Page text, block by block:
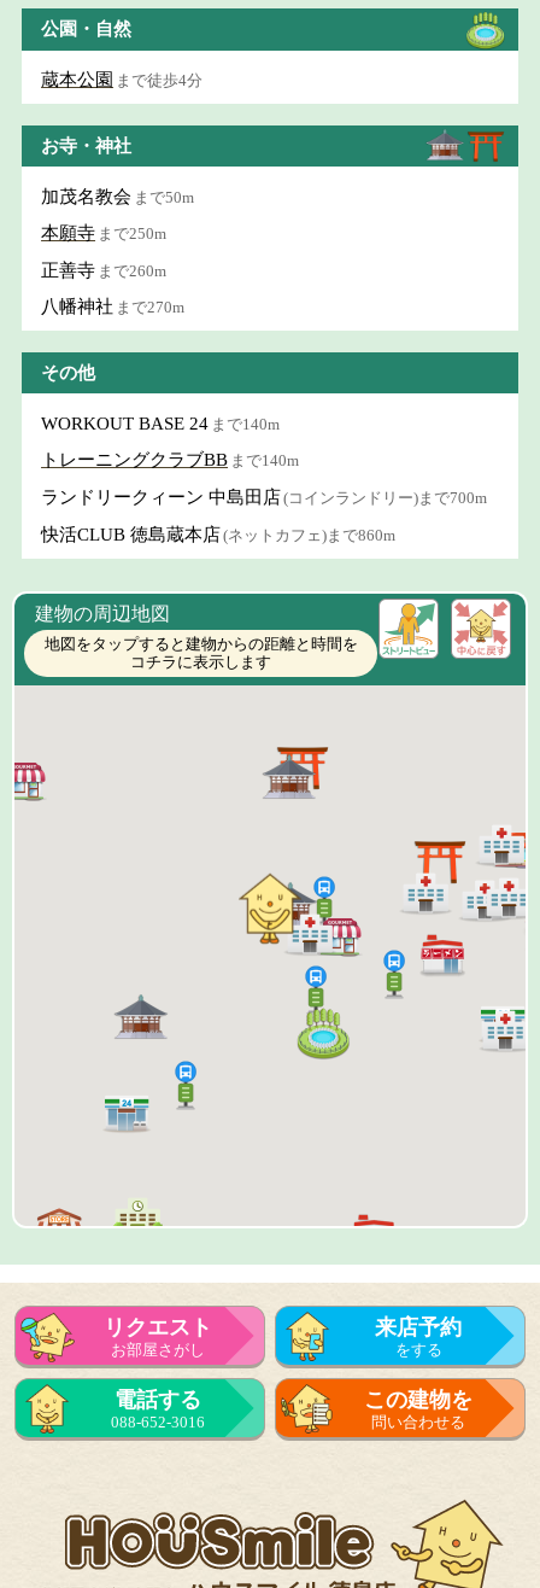
公園・自然
蔵本公園 まで徒歩4分
お寺・神社
加茂名教会 まで50m
本願寺 まで250m
正善寺 まで260m
八幡神社 まで270m
その他
WORKOUT BASE 24 まで140m
トレーニングクラブBB まで140m
ランドリークィーン 中島田店(コインランドリー)まで700m
快活CLUB 徳島蔵本店(ネットカフェ)まで860m
建物の周辺地図
地図をタップすると建物からの距離と時間を
コチラに表示します
リクエスト
お部屋さがし
来店予約
をする
来店予約
をする
電話する
088-652-3016
この建物を
問い合わせる